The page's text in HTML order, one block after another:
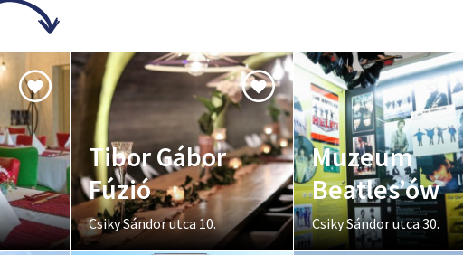
Tibor Gábor
Fúzió
Csiky Sándor utca 10.
Muzeum
Beatles’ów
Csiky Sándor utca 30.